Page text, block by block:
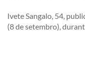
Ivete Sangalo, 54,
(8 de setembro),